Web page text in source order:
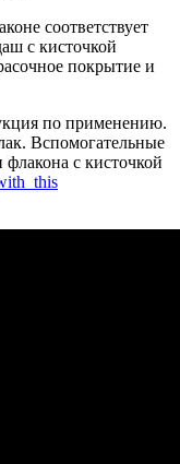
соответствует
с кисточкой
покрытие и
по применению.
Вспомогательные
с кисточкой